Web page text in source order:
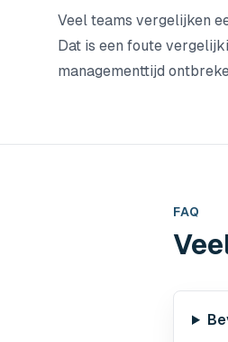
Veel teams vergelijken
Dat is een foute
managementtijd
FAQ